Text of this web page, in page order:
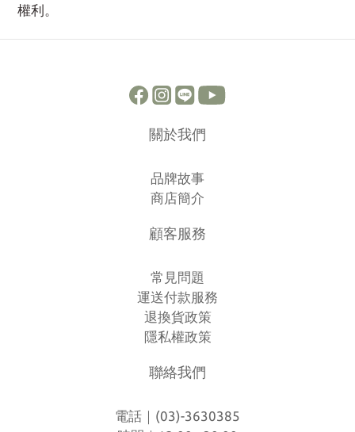
權利。
關於我們
品牌故事
商店簡介
顧客服務
常見問題
運送付款服務
退換貨政策
隱私權政策
聯絡我們
電話｜(03)-3630385